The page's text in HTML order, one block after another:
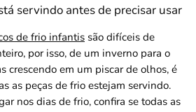
servindo antes de precisar usar
de frio infantis são difíceis de
por isso, de um inverno para o
crescendo em um piscar de olhos, é
as peças de frio estejam servindo.
nos dias de frio, confira se todas as